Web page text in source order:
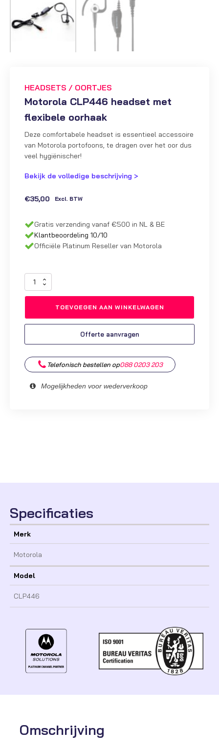
HEADSETS / OORTJES
Motorola CLP446 headset met
flexibele oorhaak
Deze comfortabele headset is essentieel accessoire
van Motorola portofoons, te dragen over het oor dus
veel hygiënischer!
Bekijk de volledige beschrijving >
€35,00 Excl. BTW
Gratis verzending vanaf €500 in NL & BE
Klantbeoordeling 10/10
Officiële Platinum Reseller van Motorola
Motorola
CLP446
flexibele
TOEVOEGEN AAN WINKELWAGEN
Offerte aanvragen
Telefonisch bestellen op088 0203 203
Mogelijkheden voor wederverkoop
Specificaties
Merk
Motorola
Model
CLP446
Omschrijving